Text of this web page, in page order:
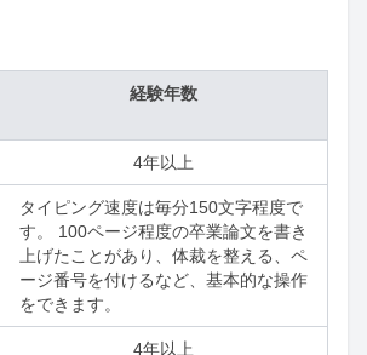
経験年数
4年以上
タイピング速度は毎分150文字程度で
す。 100ページ程度の卒業論文を書き
上げたことがあり、体裁を整える、ペ
ージ番号を付けるなど、基本的な操作
をできます。
4年以上